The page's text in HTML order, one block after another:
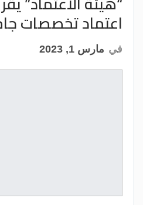
اعتماد تخصصات
في مارس 1, 2023